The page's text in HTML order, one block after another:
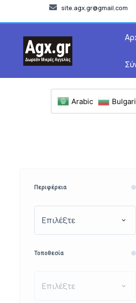
site.agx.gr@gmail.com
Arabic
Περιφέρεια
Επιλέξτε
Τοποθεσία
Επιλέξτε